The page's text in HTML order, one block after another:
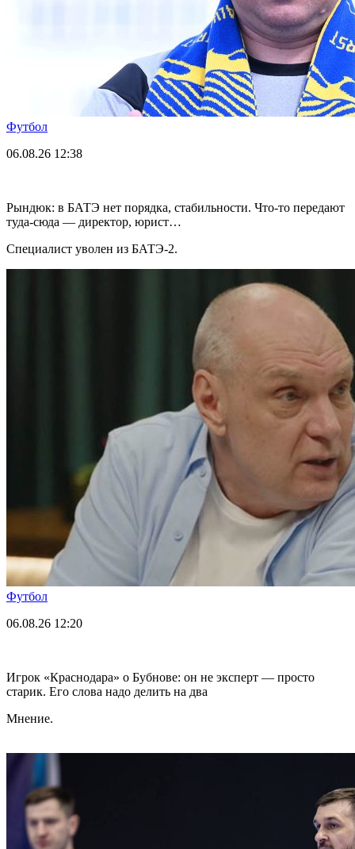
Футбол
06.08.26 12:38
Рындюк: в БАТЭ нет порядка, стабильности. Что-то передают
туда-сюда — директор, юрист…
Специалист уволен из БАТЭ-2.
Футбол
06.08.26 12:20
Игрок «Краснодара» о Бубнове: он не эксперт — просто
старик. Его слова надо делить на два
Мнение.